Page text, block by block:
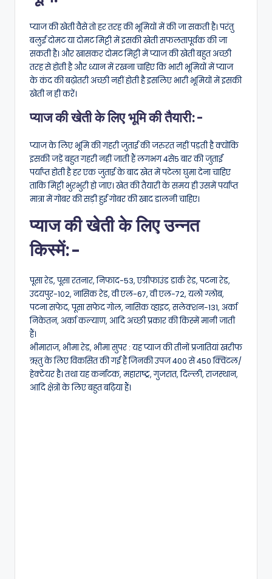
प्याज की खेती वैसे तो हर तरह की भूमियों में की जा सकती है। परंतु
बलुई दोमट या दोमट मिट्टी में इसकी खेती सफलतापूर्वक की जा
सकती है। और खासकर दोमट मिट्टी में प्याज की खेती बहुत अच्छी
तरह से होती है और ध्यान में रखना चाहिए कि भारी भूमियों में प्याज
के कंद की बढ़ोतरी अच्छी नहीं होती है इसलिए भारी भूमियों में इसकी
खेती न ही करें।
प्याज की खेती के लिए भूमि की तैयारी:-
प्याज के लिए भूमि की गहरी जुताई की जरुरत नहीं पड़ती है क्योंकि
इसकी जड़ें बहुत गहरी नहीं जाती हैं लगभग 4से5 बार की जुताई
पर्याप्त होती है हर एक जुताई के बाद खेत में पटेला घुमा देना चाहिए
ताकि मिट्टी भुरभुरी हो जाए। खेत की तैयारी के समय ही उसमें पर्याप्त
मात्रा में गोबर की सड़ी हुई गोबर की खाद डालनी चाहिए।
प्याज की खेती के लिए उन्नत
किस्में:-
पूसा रेड, पूसा रतनार, निफाद-53, एग्रीफाउंड डार्क रेड, पटना रेड,
उदयपुर-102, नासिक रेड, वी एल-67, वी एल-72, यलो ग्लोब,
पटना सफेद, पूसा सफेद गोल, नासिक व्हाइट, सलेक्शन-131, अर्का
निकेतन, अर्का कल्याण, आदि अच्छी प्रकार की किस्में मानी जाती
हैं।
भीमाराज, भीमा रेड, भीमा सुपर : यह प्याज की तीनों प्रजातियां खरीफ
ऋतु के लिए विकसित की गई हैं जिनकी उपज 400 से 450 क्विंटल/
हेक्टेयर है। तथा यह कर्नाटक, महाराष्ट्र, गुजरात, दिल्ली, राजस्थान,
आदि क्षेत्रों के लिए बहुत बढ़िया हैं।